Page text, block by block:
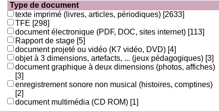
Type de document
texte imprimé (livres, articles, périodiques) [2633]
TFE [298]
document électronique (PDF, DOC, sites internet) [113]
Rapport de stage [5]
document projeté ou vidéo (K7 vidéo, DVD) [4]
objet à 3 dimensions, artefacts, ... (jeux pédagogiques) [3]
document graphique à deux dimensions (photos, affiches)
[3]
enregistrement sonore non musical (histoires, comptines)
[2]
document multimédia (CD ROM) [1]